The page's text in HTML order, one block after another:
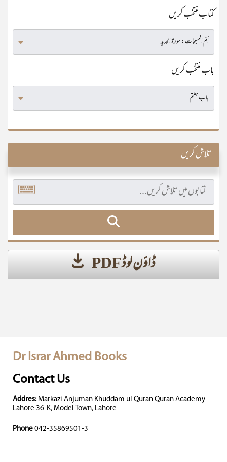
کتاب منتخب کریں
باب منتخب کریں
تلاش کریں
ڈاؤن لوڈ PDF
Dr Israr Ahmed Books
Contact Us
Addres: Markazi Anjuman Khuddam ul Quran Quran Academy
Lahore 36-K, Model Town, Lahore
Phone 042-35869501-3